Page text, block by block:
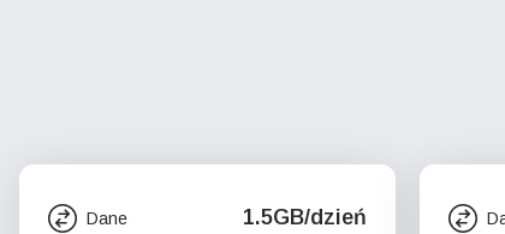
Dane 1.5GB/dzień